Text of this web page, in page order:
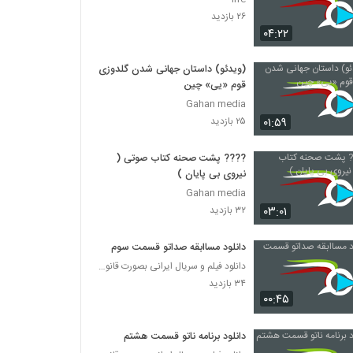
۰۴:۲۲
۲۶ بازدید
۰۱:۵۹
(ویدئو) داستان جهانی شدن گلدوزی
قوم «یی» چین
Gahan media
۲۵ بازدید
۰۳:۰۱
???? پشت صحنه کتاب صوتی (
نیروی بی پایان )
Gahan media
۳۲ بازدید
۰۰:۴۵
دانلود مساابقه صداتو قسمت سوم
دانلود فیلم و سریال ایرانی بصورت قانونی
۳۴ بازدید
دانلود برنامه ناتو قسمت هشتم